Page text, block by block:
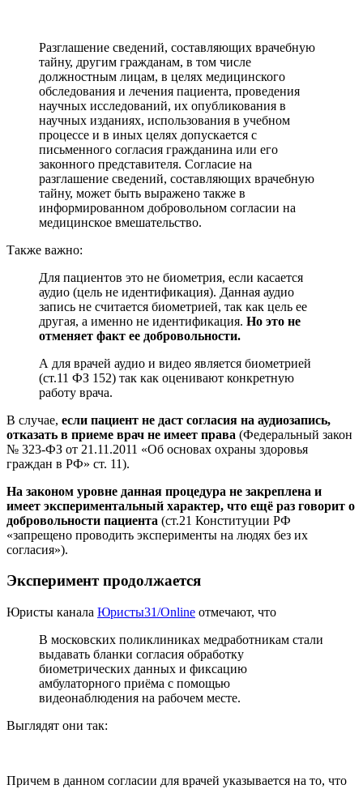
Разглашение сведений, составляющих врачебную
тайну, другим гражданам, в том числе
должностным лицам, в целях медицинского
обследования и лечения пациента, проведения
научных исследований, их опубликования в
научных изданиях, использования в учебном
процессе и в иных целях допускается с
письменного согласия гражданина или его
законного представителя. Согласие на
разглашение сведений, составляющих врачебную
тайну, может быть выражено также в
информированном добровольном согласии на
медицинское вмешательство.
Также важно:
Для пациентов это не биометрия, если касается
аудио (цель не идентификация). Данная аудио
запись не считается биометрией, так как цель ее
другая, а именно не идентификация. Но это не
отменяет факт ее добровольности.
А для врачей аудио и видео является биометрией
(ст.11 ФЗ 152) так как оценивают конкретную
работу врача.
В случае, если пациент не даст согласия на аудиозапись,
отказать в приеме врач не имеет права (Федеральный закон
№ 323-ФЗ от 21.11.2011 «Об основах охраны здоровья
граждан в РФ» ст. 11).
На законом уровне данная процедура не закреплена и
имеет экспериментальный характер, что ещё раз говорит о
добровольности пациента (ст.21 Конституции РФ
«запрещено проводить эксперименты на людях без их
согласия»).
Эксперимент продолжается
Юристы канала Юристы31/Online отмечают, что
В московских поликлиниках медработникам стали
выдавать бланки согласия обработку
биометрических данных и фиксацию
амбулаторного приёма с помощью
видеонаблюдения на рабочем месте.
Выглядят они так:
Причем в данном согласии для врачей указывается на то, что